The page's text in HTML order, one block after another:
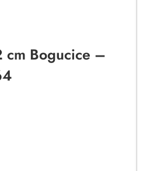
cm Bogucice –